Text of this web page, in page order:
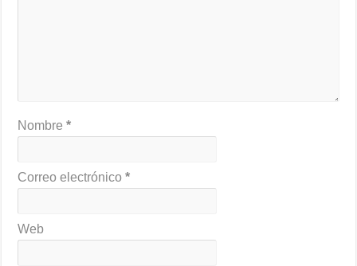
Nombre*
Correo electrónico*
Web